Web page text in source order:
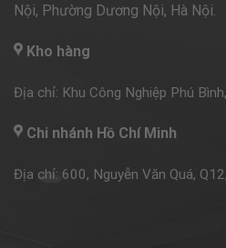
Nội, Phường Dương Nội, Hà Nội.
Kho hàng
Địa chỉ: Khu Công Nghiệp Phú
Chi nhánh Hồ Chí Minh
Địa chỉ: 600, Nguyễn Văn Quá,